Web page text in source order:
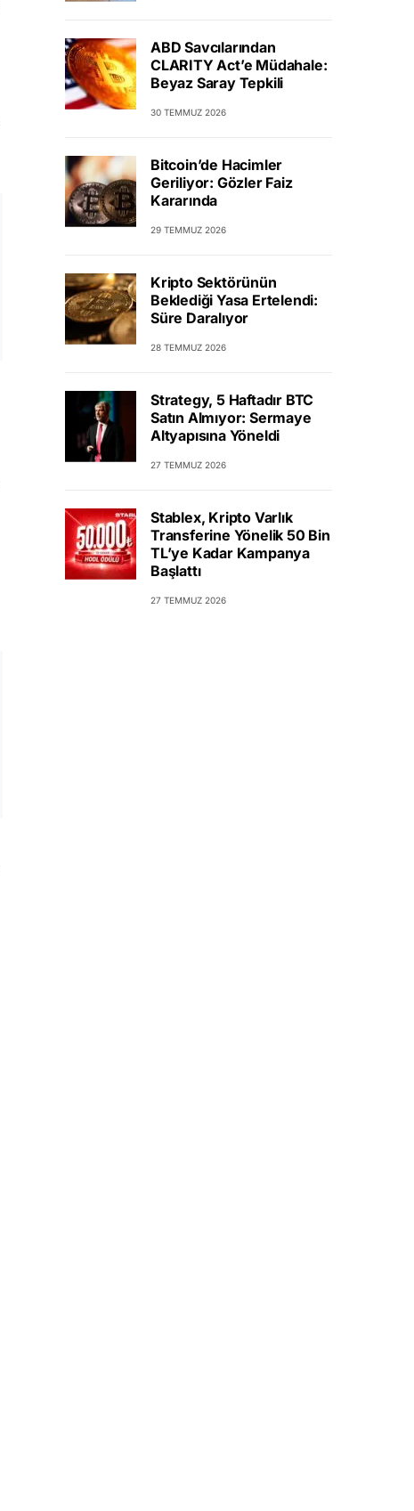
ABD Savcılarından
CLARITY Act’e Müdahale:
Beyaz Saray Tepkili
30 TEMMUZ 2026
Bitcoin’de Hacimler
Geriliyor: Gözler Faiz
Kararında
29 TEMMUZ 2026
Kripto Sektörünün
Beklediği Yasa Ertelendi:
Süre Daralıyor
28 TEMMUZ 2026
Strategy, 5 Haftadır BTC
Satın Almıyor: Sermaye
Altyapısına Yöneldi
27 TEMMUZ 2026
Stablex, Kripto Varlık
Transferine Yönelik 50 Bin
TL’ye Kadar Kampanya
Başlattı
27 TEMMUZ 2026